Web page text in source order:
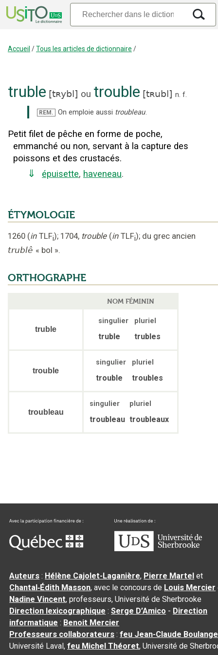
Accueil /Tous les articles de dictionnaire /
truble [tʀybl ] ou trouble [tʀubl ] n. f.
REM. On emploie aussi troubleau.
Petit filet de pêche en forme de poche,
emmanché ou non, servant à la capture des
poissons et des crustacés.
⇓ épuisette, haveneau.
ÉTYMOLOGIE
1260 (in TLFi); 1704, trouble (in TLFi); du grec ancien
trublê « bol ».
ORTHOGRAPHE
NOM FÉMININ
truble
singulier pluriel
truble trubles
trouble
singulier pluriel
trouble troubles
troubleau
singulier pluriel
troubleau troubleaux
Auteurs : Hélène Cajolet-Laganière, Pierre Martel et
Chantal‑Édith Masson, avec le concours de Louis Mercier
Nadine Vincent, professeurs, Université de Sherbrooke
Direction lexicographique :Serge D’Amico - Direction
informatique : Benoit Mercier
Professeurs collaborateurs :feu Jean-Claude
Université Laval,feu Michel Théoret, Université de